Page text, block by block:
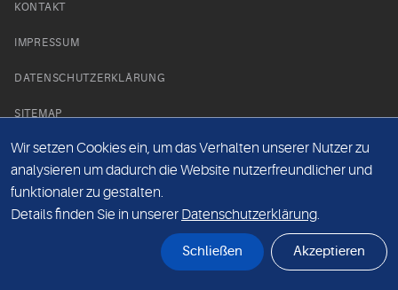
KONTAKT
IMPRESSUM
DATENSCHUTZERKLÄRUNG
SITEMAP
NEWS PARTNER
Wir setzen Cookies ein, um das Verhalten unserer Nutzer zu
analysieren um dadurch die Website nutzerfreundlicher und
funktionaler zu gestalten.
Details finden Sie in unserer Datenschutzerklärung.
Schließen Akzeptieren